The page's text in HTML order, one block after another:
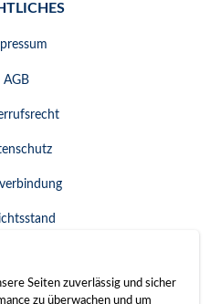
AGB
erklären
Seiten zuverlässig und sicher
zu überwachen und um